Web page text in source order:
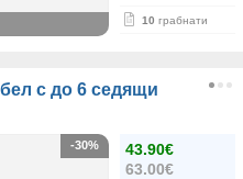
10 грабнати
с до 6 седящи
43.90€
63.00€
-30%